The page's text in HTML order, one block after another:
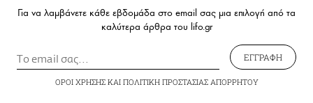
Για να λαμβάνετε κάθε εβδομάδα στο email σας μια επιλογή από τα
καλύτερα άρθρα του lifo.gr
ΕΓΓΡΑΦΗ
ΟΡΟΙ ΧΡΗΣΗΣΚΑΙ ΠΟΛΙΤΙΚΗ ΠΡΟΣΤΑΣΙΑΣ ΑΠΟΡΡΗΤΟΥ